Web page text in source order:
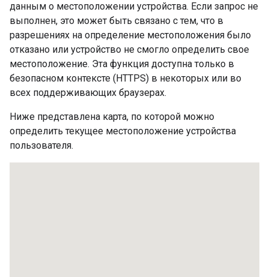
данным о местоположении устройства. Если запрос не
выполнен, это может быть связано с тем, что в
разрешениях на определение местоположения было
отказано или устройство не смогло определить свое
местоположение. Эта функция доступна только в
безопасном контексте (HTTPS) в некоторых или во
всех поддерживающих браузерах.
Ниже представлена ​​карта, по которой можно
определить текущее местоположение устройства
пользователя.